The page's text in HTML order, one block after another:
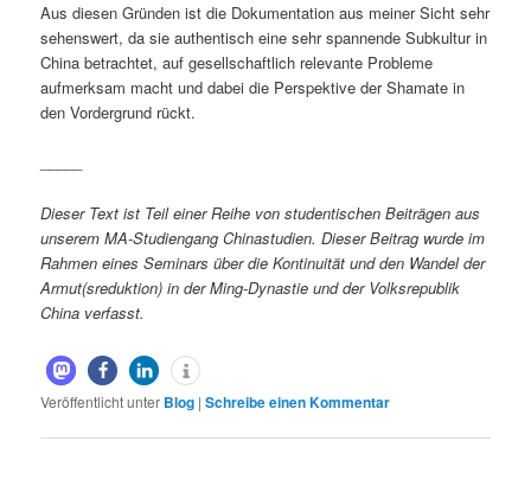
Aus diesen Gründen ist die Dokumentation aus meiner Sicht sehr
sehenswert, da sie authentisch eine sehr spannende Subkultur in
China betrachtet, auf gesellschaftlich relevante Probleme
aufmerksam macht und dabei die Perspektive der Shamate in
den Vordergrund rückt.
Dieser Text ist Teil einer Reihe von studentischen Beiträgen aus
unserem MA-Studiengang Chinastudien. Dieser Beitrag wurde im
Rahmen eines Seminars über die Kontinuität und den Wandel der
Armut(sreduktion) in der Ming-Dynastie und der Volksrepublik
China verfasst.
Veröffentlicht unter Blog |Schreibe einen Kommentar